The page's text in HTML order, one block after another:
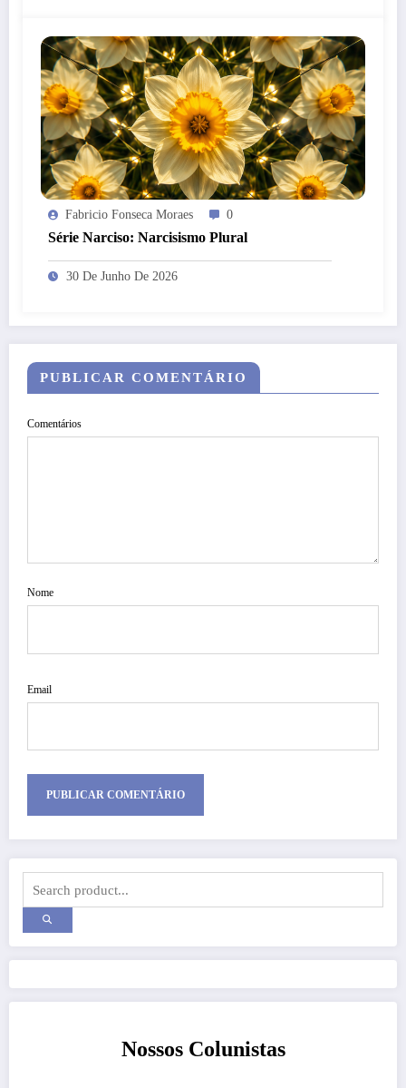
Fabricio Fonseca Moraes 0
Série Narciso: Narcisismo Plural
30 De Junho De 2026
PUBLICAR COMENTÁRIO
Comentários
Nome
Email
Nossos Colunistas